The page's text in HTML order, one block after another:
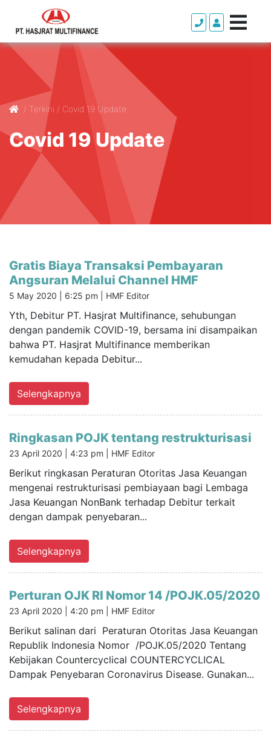
/ Terkini / Covid 19 Update
Covid 19 Update
Gratis Biaya Transaksi Pembayaran
Angsuran Melalui Channel HMF
5 May 2020 | 6:25 pm | HMF Editor
Yth, Debitur PT. Hasjrat Multifinance, sehubungan
dengan pandemik COVID-19, bersama ini disampaikan
bahwa PT. Hasjrat Multifinance memberikan
kemudahan kepada Debitur...
Selengkapnya
Ringkasan POJK tentang restrukturisasi
23 April 2020 | 4:23 pm | HMF Editor
Berikut ringkasan Peraturan Otoritas Jasa Keuangan
mengenai restrukturisasi pembiayaan bagi Lembaga
Jasa Keuangan NonBank terhadap Debitur terkait
dengan dampak penyebaran...
Selengkapnya
Perturan OJK RI Nomor 14 /POJK.05/2020
23 April 2020 | 4:20 pm | HMF Editor
Berikut salinan dari Peraturan Otoritas Jasa Keuangan
Republik Indonesia Nomor /POJK.05/2020 Tentang
Kebijakan Countercyclical COUNTERCYCLICAL
Dampak Penyebaran Coronavirus Disease. Gunakan...
Selengkapnya